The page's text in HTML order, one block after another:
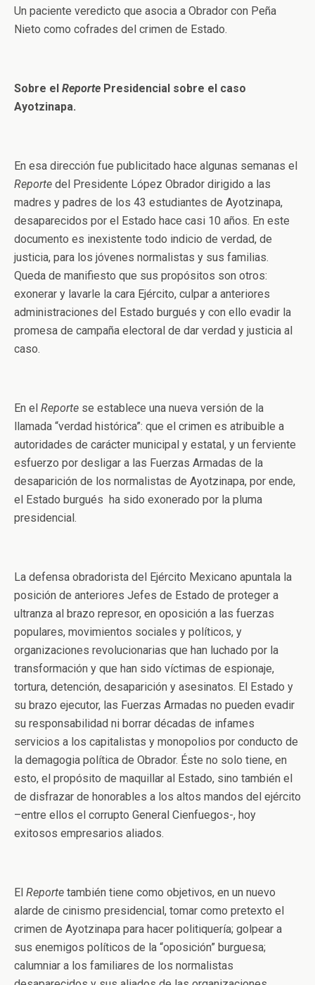
Un paciente veredicto que asocia a Obrador con Peña
Nieto como cofrades del crimen de Estado.
Sobre el Reporte Presidencial sobre el caso
Ayotzinapa.
En esa dirección fue publicitado hace algunas semanas el
Reporte del Presidente López Obrador dirigido a las
madres y padres de los 43 estudiantes de Ayotzinapa,
desaparecidos por el Estado hace casi 10 años. En este
documento es inexistente todo indicio de verdad, de
justicia, para los jóvenes normalistas y sus familias.
Queda de manifiesto que sus propósitos son otros:
exonerar y lavarle la cara Ejército, culpar a anteriores
administraciones del Estado burgués y con ello evadir la
promesa de campaña electoral de dar verdad y justicia al
caso.
En el Reporte se establece una nueva versión de la
llamada “verdad histórica”: que el crimen es atribuible a
autoridades de carácter municipal y estatal, y un ferviente
esfuerzo por desligar a las Fuerzas Armadas de la
desaparición de los normalistas de Ayotzinapa, por ende,
el Estado burgués ha sido exonerado por la pluma
presidencial.
La defensa obradorista del Ejército Mexicano apuntala la
posición de anteriores Jefes de Estado de proteger a
ultranza al brazo represor, en oposición a las fuerzas
populares, movimientos sociales y políticos, y
organizaciones revolucionarias que han luchado por la
transformación y que han sido víctimas de espionaje,
tortura, detención, desaparición y asesinatos. El Estado y
su brazo ejecutor, las Fuerzas Armadas no pueden evadir
su responsabilidad ni borrar décadas de infames
servicios a los capitalistas y monopolios por conducto de
la demagogia política de Obrador. Éste no solo tiene, en
esto, el propósito de maquillar al Estado, sino también el
de disfrazar de honorables a los altos mandos del ejército
–entre ellos el corrupto General Cienfuegos-, hoy
exitosos empresarios aliados.
El Reporte también tiene como objetivos, en un nuevo
alarde de cinismo presidencial, tomar como pretexto el
crimen de Ayotzinapa para hacer politiquería; golpear a
sus enemigos políticos de la “oposición” burguesa;
calumniar a los familiares de los normalistas